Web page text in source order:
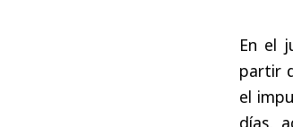
En el
partir
el
días,